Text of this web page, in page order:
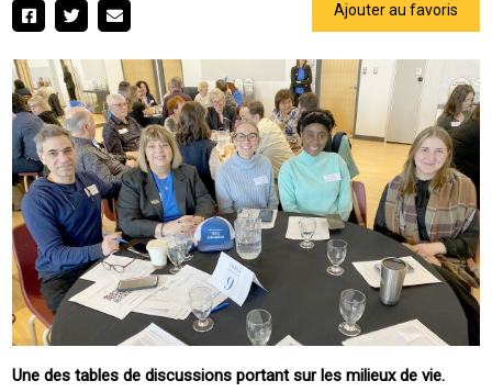
Ajouter au favoris
Une des tables de discussions portant sur les milieux de vie.